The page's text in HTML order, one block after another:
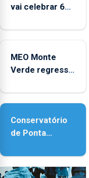
vai celebrar 60
no Coliseu
MEO Monte
Verde regressa
acessibilidade
Conservatório
de Ponta
contar com
novos